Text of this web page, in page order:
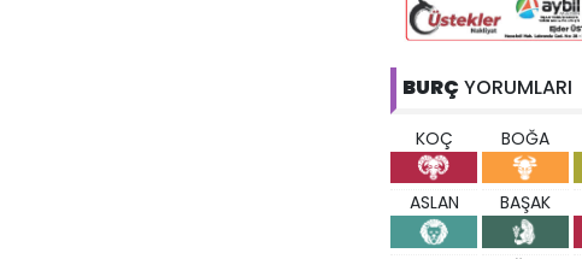
BURÇ YORUMLARI
KOÇ BOĞA
ASLAN BAŞAK